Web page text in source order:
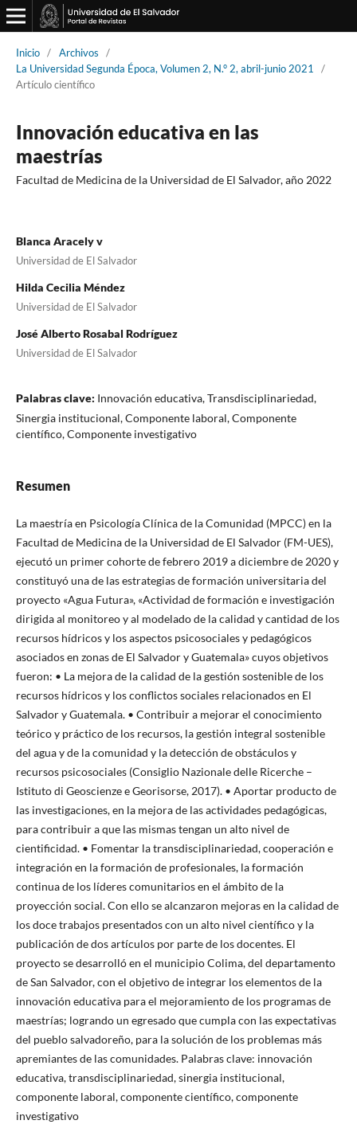
Inicio / Archivos
/
La Universidad Segunda Época, Volumen 2, N.° 2, abril-junio 2021
/
Artículo científico
Innovación educativa en las
maestrías
Facultad de Medicina de la Universidad de El Salvador, año 2022
Blanca Aracely v
Universidad de El Salvador
Hilda Cecilia Méndez
Universidad de El Salvador
José Alberto Rosabal Rodríguez
Universidad de El Salvador
Palabras clave: Innovación educativa, Transdisciplinariedad,
Sinergia institucional, Componente laboral, Componente
científico, Componente investigativo
Resumen
La maestría en Psicología Clínica de la Comunidad (MPCC) en la
Facultad de Medicina de la Universidad de El Salvador (FM-UES),
ejecutó un primer cohorte de febrero 2019 a diciembre de 2020 y
constituyó una de las estrategias de formación universitaria del
proyecto «Agua Futura», «Actividad de formación e investigación
dirigida al monitoreo y al modelado de la calidad y cantidad de los
recursos hídricos y los aspectos psicosociales y pedagógicos
asociados en zonas de El Salvador y Guatemala» cuyos objetivos
fueron: • La mejora de la calidad de la gestión sostenible de los
recursos hídricos y los conflictos sociales relacionados en El
Salvador y Guatemala. • Contribuir a mejorar el conocimiento
teórico y práctico de los recursos, la gestión integral sostenible
del agua y de la comunidad y la detección de obstáculos y
recursos psicosociales (Consiglio Nazionale delle Ricerche –
Istituto di Geoscienze e Georisorse, 2017). • Aportar producto de
las investigaciones, en la mejora de las actividades pedagógicas,
para contribuir a que las mismas tengan un alto nivel de
cientificidad. • Fomentar la transdisciplinariedad, cooperación e
integración en la formación de profesionales, la formación
continua de los líderes comunitarios en el ámbito de la
proyección social. Con ello se alcanzaron mejoras en la calidad de
los doce trabajos presentados con un alto nivel científico y la
publicación de dos artículos por parte de los docentes. El
proyecto se desarrolló en el municipio Colima, del departamento
de San Salvador, con el objetivo de integrar los elementos de la
innovación educativa para el mejoramiento de los programas de
maestrías; logrando un egresado que cumpla con las expectativas
del pueblo salvadoreño, para la solución de los problemas más
apremiantes de las comunidades. Palabras clave: innovación
educativa, transdisciplinariedad, sinergia institucional,
componente laboral, componente científico, componente
investigativo